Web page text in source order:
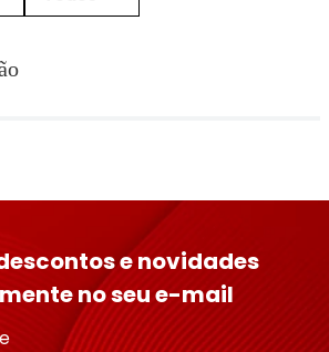
e novidades
no seu e-mail